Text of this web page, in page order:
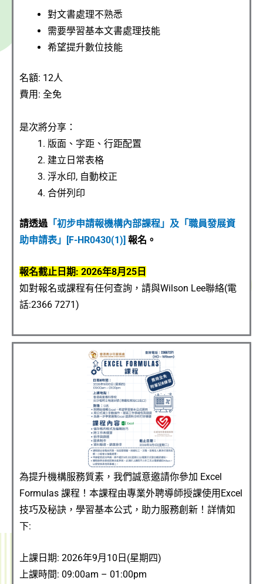
對文書處理不熟悉
需要學習基本文書處理技能
希望提升數位技能
名額: 12人
費用: 全免
是次將分享：
版面、字距、行距配置
建立日常表格
浮水印, 自動校正
合併列印
請透過「初步申請報機構內部課程」及「職員發展資
助申請表」[F-HR0430(1)] 報名。
報名截止日期: 2026年8月25日
如對報名或課程有任何查詢，請與Wilson Lee聯絡(電
話:2366 7271)
為提升機構服務質素，我們誠意邀請你參加 Excel
Formulas 課程！本課程由專業外聘導師授課使用Excel
技巧及秘訣，學習基本公式，助力服務創新！詳情如
下:
上課日期: 2026年9月10日(星期四)
上課時間: 09:00am – 01:00pm